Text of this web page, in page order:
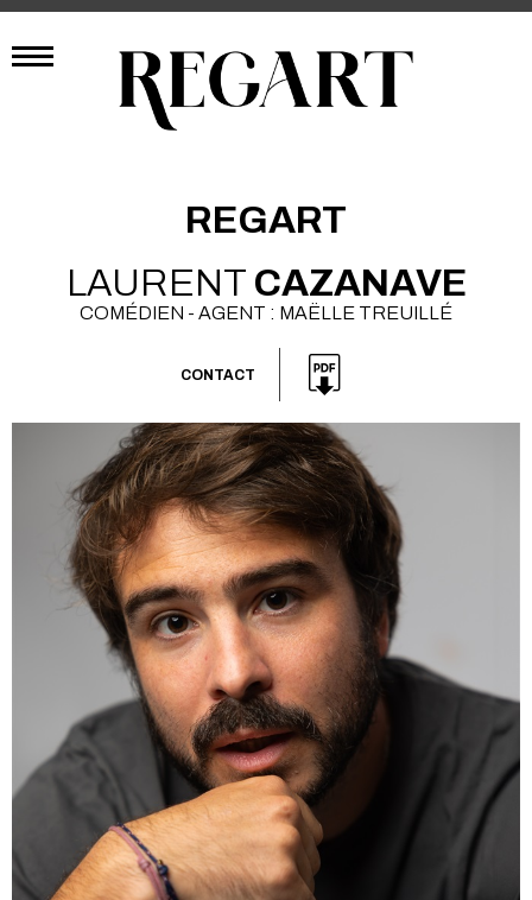
REGART
LAURENT CAZANAVE
COMÉDIEN - AGENT : MAËLLE TREUILLÉ
CONTACT